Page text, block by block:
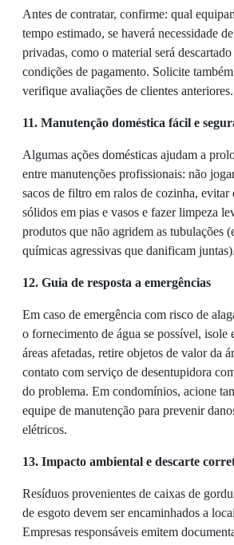
Antes de contratar, confirme: qual
tempo estimado, se haverá necessidade
privadas, como o material será descartado
condições de pagamento. Solicite
verifique avaliações de clientes anteriores.
11. Manutenção doméstica fácil e
Algumas ações domésticas ajudam a
entre manutenções profissionais: não
sacos de filtro em ralos de cozinha, evitar
sólidos em pias e vasos e fazer limpeza
produtos que não agridem as tubulações
químicas agressivas que danificam juntas).
12. Guia de resposta a emergências
Em caso de emergência com risco de
o fornecimento de água se possível, isole
áreas afetadas, retire objetos de valor da
contato com serviço de desentupidora
do problema. Em condomínios, acione
equipe de manutenção para prevenir
elétricos.
13. Impacto ambiental e descarte
Resíduos provenientes de caixas de
de esgoto devem ser encaminhados a
Empresas responsáveis emitem